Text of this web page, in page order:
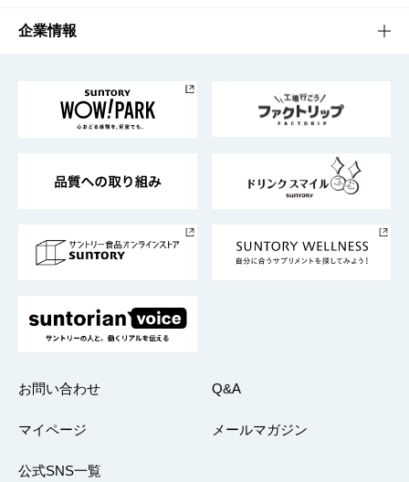
栄養成分一覧
工場見学
地域情報
サントリーホール
サントリーサンバーズ大阪
サステナビリティTOP
サントリーが考えるサステナビリティ経営
企業情報
企業概要
採用情報
お問い合わせ Q&A
マイページ メールマガジン
公式SNS一覧